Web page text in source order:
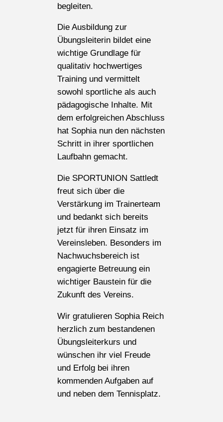
begleiten.
Die Ausbildung zur
Übungsleiterin bildet eine
wichtige Grundlage für
qualitativ hochwertiges
Training und vermittelt
sowohl sportliche als auch
pädagogische Inhalte. Mit
dem erfolgreichen Abschluss
hat Sophia nun den nächsten
Schritt in ihrer sportlichen
Laufbahn gemacht.
Die SPORTUNION Sattledt
freut sich über die
Verstärkung im Trainerteam
und bedankt sich bereits
jetzt für ihren Einsatz im
Vereinsleben. Besonders im
Nachwuchsbereich ist
engagierte Betreuung ein
wichtiger Baustein für die
Zukunft des Vereins.
Wir gratulieren Sophia Reich
herzlich zum bestandenen
Übungsleiterkurs und
wünschen ihr viel Freude
und Erfolg bei ihren
kommenden Aufgaben auf
und neben dem Tennisplatz.